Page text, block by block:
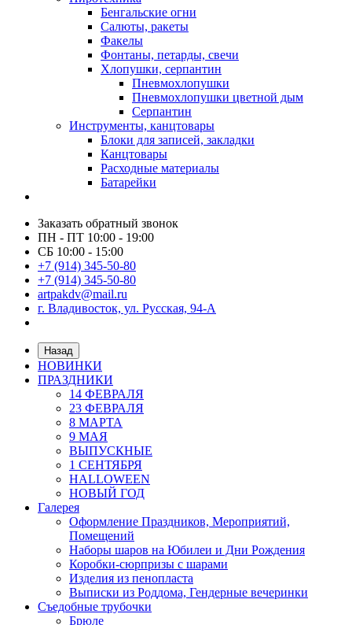
Бенгальские огни
Салюты, ракеты
Факелы
Фонтаны, петарды, свечи
Хлопушки, серпантин
Пневмохлопушки
Пневмохлопушки цветной дым
Серпантин
Инструменты, канцтовары
Блоки для записей, закладки
Канцтовары
Расходные материалы
Батарейки
Заказать обратный звонок
ПН - ПТ 10:00 - 19:00
СБ 10:00 - 15:00
+7 (914) 345-50-80
+7 (914) 345-50-80
artpakdv@mail.ru
г. Владивосток, ул. Русская, 94-А
Назад
НОВИНКИ
ПРАЗДНИКИ
14 ФЕВРАЛЯ
23 ФЕВРАЛЯ
8 МАРТА
9 МАЯ
ВЫПУСКНЫЕ
1 СЕНТЯБРЯ
HALLOWEEN
НОВЫЙ ГОД
Галерея
Оформление Праздников, Мероприятий,
Помещений
Наборы шаров на Юбилеи и Дни Рождения
Коробки-сюрпризы с шарами
Изделия из пенопласта
Выписки из Роддома, Гендерные вечеринки
Съедобные трубочки
Брюле